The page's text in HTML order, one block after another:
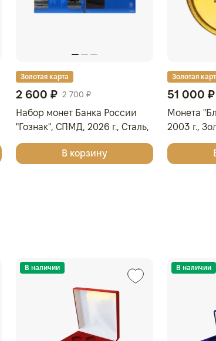
Золотая карта
2 600 ₽ 2 700 ₽
Набор монет Банка России
"Гознак", СПМД, 2026 г., Сталь,
28,33 гр., РОССИЯ
В корзину
Золотая
51 000 ₽
Монета
2003 г.,
999,
В наличии В наличии